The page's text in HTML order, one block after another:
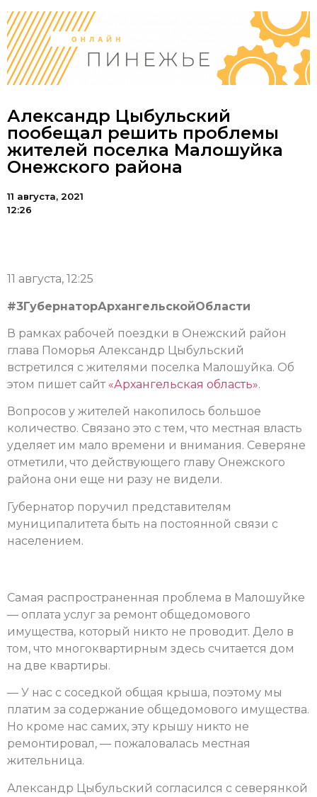
Александр Цыбульский
пообещал решить проблемы
жителей поселка Малошуйка
Онежского района
11 августа, 2021
12:26
11 августа, 12:25
#3ГубернаторАрхангельскойОбласти
В рамках рабочей поездки в Онежский район
глава Поморья Александр Цыбульский
встретился с жителями поселка Малошуйка. Об
этом пишет сайт «Архангельская область».
Вопросов у жителей накопилось большое
количество. Связано это с тем, что местная власть
уделяет им мало времени и внимания. Северяне
отметили, что действующего главу Онежского
района они еще ни разу не видели.
Губернатор поручил представителям
муниципалитета быть на постоянной связи с
населением.
Самая распространенная проблема в Малошуйке
— оплата услуг за ремонт общедомового
имущества, который никто не проводит. Дело в
том, что многоквартирным здесь считается дом
на две квартиры.
— У нас с соседкой общая крыша, поэтому мы
платим за содержание общедомового имущества.
Но кроме нас самих, эту крышу никто не
ремонтировал, — пожаловалась местная
жительница.
Александр Цыбульский согласился с северянкой